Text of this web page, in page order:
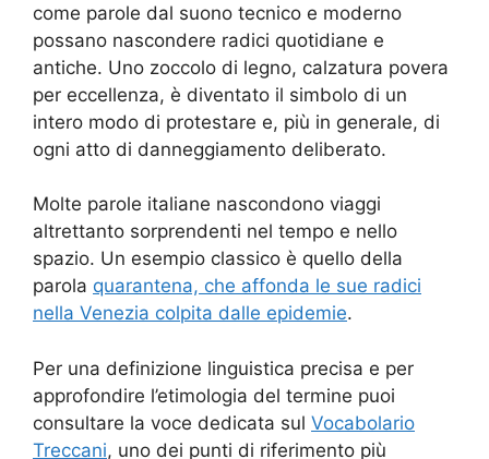
come parole dal suono tecnico e moderno
possano nascondere radici quotidiane e
antiche. Uno zoccolo di legno, calzatura povera
per eccellenza, è diventato il simbolo di un
intero modo di protestare e, più in generale, di
ogni atto di danneggiamento deliberato.
Molte parole italiane nascondono viaggi
altrettanto sorprendenti nel tempo e nello
spazio. Un esempio classico è quello della
parola quarantena, che affonda le sue radici
nella Venezia colpita dalle epidemie.
Per una definizione linguistica precisa e per
approfondire l’etimologia del termine puoi
consultare la voce dedicata sul Vocabolario
Treccani, uno dei punti di riferimento più